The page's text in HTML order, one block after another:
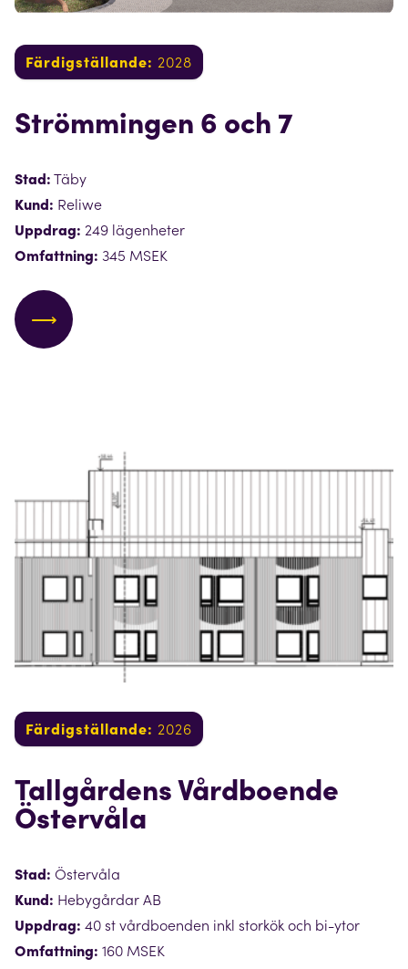
Färdigställande: 2028
Strömmingen 6 och 7
Stad: Täby
Kund: Reliwe
Uppdrag: 249 lägenheter
Omfattning: 345 MSEK
⟶
Färdigställande: 2026
Tallgårdens Vårdboende
Östervåla
Stad: Östervåla
Kund: Hebygårdar AB
Uppdrag: 40 st vårdboenden inkl storkök och bi-ytor
Omfattning: 160 MSEK